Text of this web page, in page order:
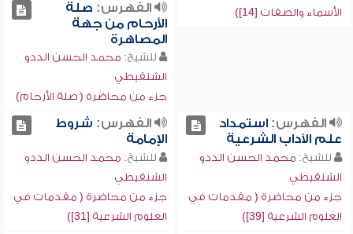
الأسماء والصفات [14])
الفهرس: صلة
الأرحام من جهة
المصاهرة
للشيخ: محمد الحسن الددو
الشنقيطي
جزء من محاضرة ( صلة الأرحام)
الفهرس:استمداد
علم الآداب الشرعية
للشيخ: محمد الحسن الددو
الشنقيطي
جزء من محاضرة ( مقدمات في
العلوم الشرعية [39])
الفهرس: شروط
الإمامة
للشيخ: محمد الحسن الددو
الشنقيطي
جزء من محاضرة ( مقدمات في
العلوم الشرعية [31])